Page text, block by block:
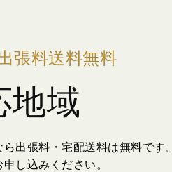
張料送料無料
地域
出張料・宅配送料は無料です。
し込みください。